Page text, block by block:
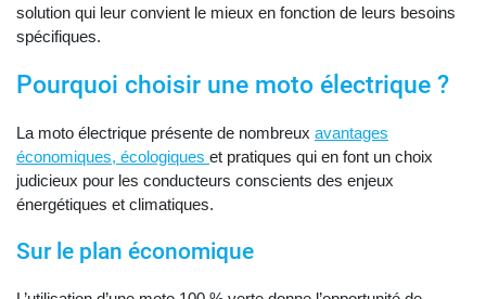
solution qui leur convient le mieux en fonction de leurs besoins
spécifiques.
Pourquoi choisir une moto électrique ?
La moto électrique présente de nombreux avantages
économiques, écologiques et pratiques qui en font un choix
judicieux pour les conducteurs conscients des enjeux
énergétiques et climatiques.
Sur le plan économique